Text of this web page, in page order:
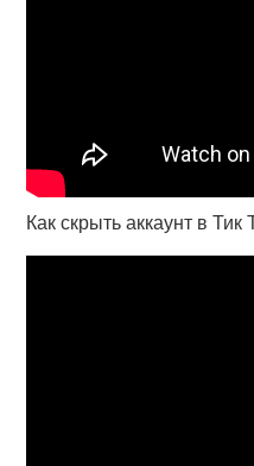
Как скрыть аккаунт в Тик